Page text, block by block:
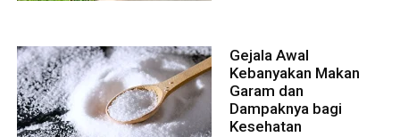
Gejala Awal
Kebanyakan Makan
Garam dan
Dampaknya bagi
Kesehatan